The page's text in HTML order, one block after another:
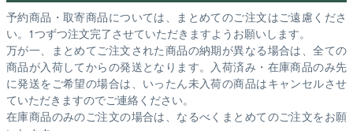
予約商品・取寄商品については、まとめてのご注文はご遠慮くださ
い。1つずつ注文完了させていただきますようお願いします。
万が一、まとめてご注文された商品の納期が異なる場合は、全ての
商品が入荷してからの発送となります。入荷済み・在庫商品のみ先
に発送をご希望の場合は、いったん未入荷の商品はキャンセルさせ
ていただきますのでご連絡ください。
在庫商品のみのご注文の場合は、なるべくまとめてのご注文をお願